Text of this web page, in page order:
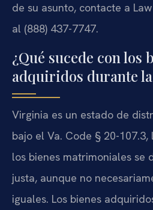
de su asunto, contacte a Law
al (888) 437-7747.
¿Qué sucede con los
adquiridos durante
Virginia es un estado de
bajo el Va. Code § 20-
los bienes matrimoniales se
justa, aunque no
iguales. Los bienes